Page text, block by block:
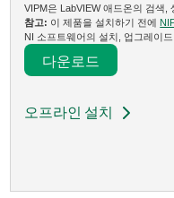
VIPM은 LabVIEW 애드온의 검색,
참고: 이 제품을 설치하기 전에
NI 소프트웨어의 설치, 업그레이
다운로드​
오프라인 설치